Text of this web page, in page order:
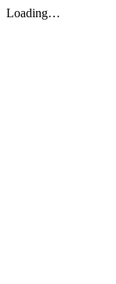
Loading…